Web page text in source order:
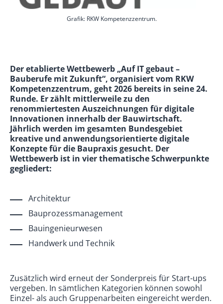
Grafik: RKW Kompetenzzentrum.
Der etablierte Wettbewerb „Auf IT gebaut –
Bauberufe mit Zukunft“, organisiert vom RKW
Kompetenzzentrum, geht 2026 bereits in seine 24.
Runde. Er zählt mittlerweile zu den
renommiertesten Auszeichnungen für digitale
Innovationen innerhalb der Bauwirtschaft.
Jährlich werden im gesamten Bundesgebiet
kreative und anwendungsorientierte digitale
Konzepte für die Baupraxis gesucht. Der
Wettbewerb ist in vier thematische Schwerpunkte
gegliedert:
Architektur
Bauprozessmanagement
Bauingenieurwesen
Handwerk und Technik
Zusätzlich wird erneut der Sonderpreis für Start-ups
vergeben. In sämtlichen Kategorien können sowohl
Einzel- als auch Gruppenarbeiten eingereicht werden.